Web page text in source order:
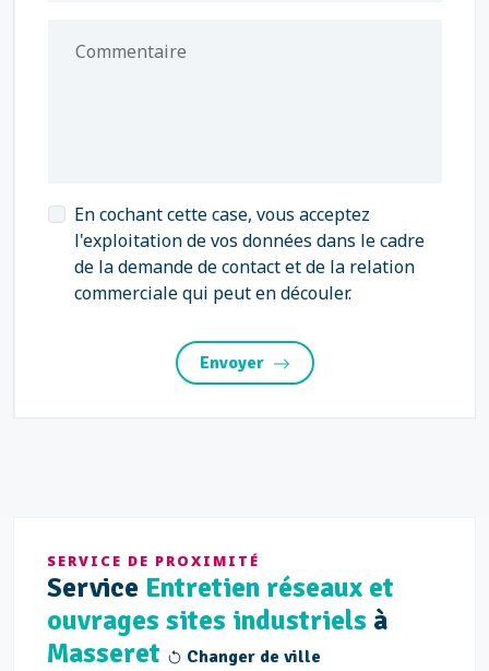
Commentaire
En cochant cette case, vous acceptez
l'exploitation de vos données dans le cadre
de la demande de contact et de la relation
commerciale qui peut en découler.
Envoyer
SERVICE DE PROXIMITÉ
Service Entretien réseaux et
ouvrages sites industriels à
Masseret
Changer de ville